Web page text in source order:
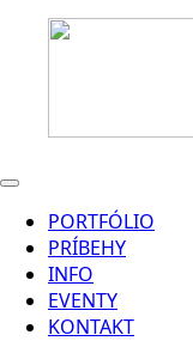
PORTFÓLIO
PRÍBEHY
INFO
EVENTY
KONTAKT